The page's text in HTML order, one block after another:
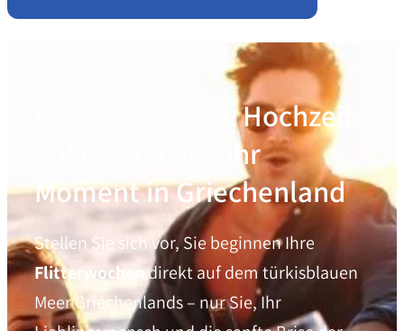
Flitterwochen & Hochzeit
auf der Yacht – Ihr
Moment in Griechenland
Stellen Sie sich vor, Sie beginnen Ihre
Flitterwochendirekt auf dem türkisblauen
Meer Griechenlands – nur Sie, Ihr